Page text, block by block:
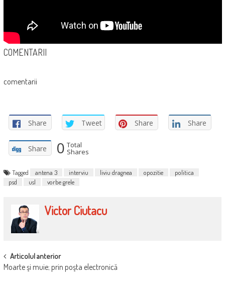
COMENTARII
comentarii
Share Tweet Share Share
Share 0 Total
Shares
Tagged antena 3 interviu liviu dragnea opozitie
politica
psd
usl vorbe grele
Victor Ciutacu
POST
NAVIGATION
Articolul anterior
Moarte şi muie; prin poşta electronică